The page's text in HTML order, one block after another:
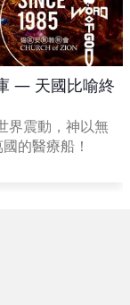
— 天國比喻終
界震動，神以無
的醫療船！